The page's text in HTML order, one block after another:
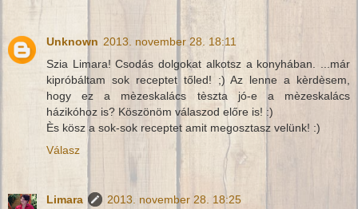
Unknown 2013. november 28. 18:11
Szia Limara! Csodás dolgokat alkotsz a konyhában. ...már
kipróbáltam sok receptet tőled! ;) Az lenne a kèrdèsem,
hogy ez a mèzeskalács tèszta jó-e a mèzeskalács
házikóhoz is? Köszönöm válaszod előre is! :)
Ès kösz a sok-sok receptet amit megosztasz velünk! :)
Válasz
Limara
2013. november 28. 18:25